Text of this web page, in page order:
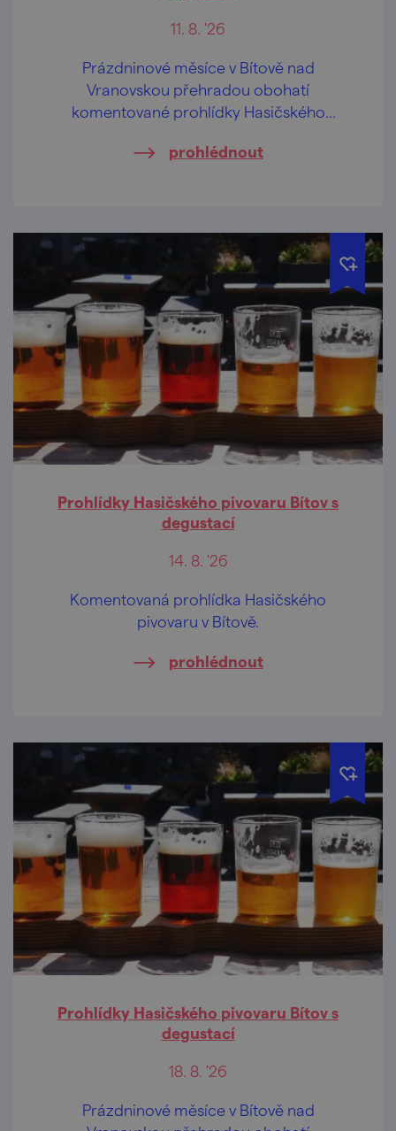
11. 8. '26
Prázdninové měsíce v Bítově nad
Vranovskou přehradou obohatí
komentované prohlídky Hasičského
prohlédnout
Prohlídky Hasičského pivovaru Bítov s
degustací
14. 8. '26
Komentovaná prohlídka Hasičského
pivovaru v Bítově.
prohlédnout
Prohlídky Hasičského pivovaru Bítov s
degustací
18. 8. '26
Prázdninové měsíce v Bítově nad